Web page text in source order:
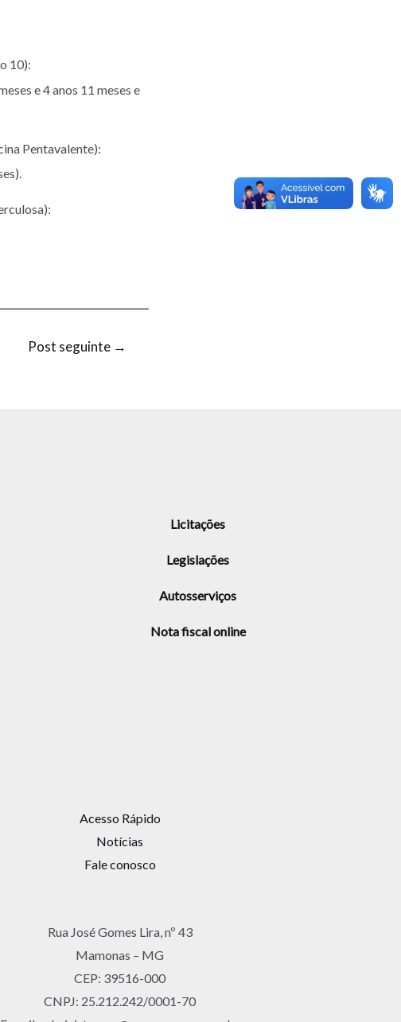
10):
e 4 anos 11 meses e
Pentavalente):
Post seguinte →
Licitações
Legislações
Autosserviços
Nota fiscal online
Acesso Rápido
Notícias
Fale conosco
Rua José Gomes Lira, nº 43
Mamonas – MG
CEP: 39516-000
CNPJ: 25.212.242/0001-70